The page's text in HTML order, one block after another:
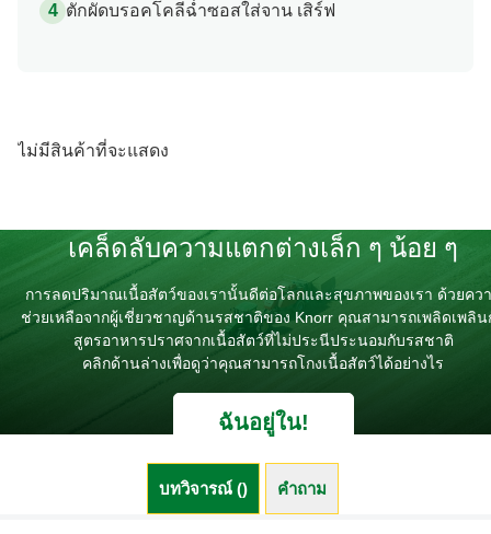
ตักผัดบรอคโคลีฉ่ำซอสใส่จาน เสิร์ฟ
ไม่มีสินค้าที่จะแสดง
เคล็ดลับความแตกต่างเล็ก ๆ น้อย ๆ
การลดปริมาณเนื้อสัตว์ของเรานั้นดีต่อโลกและสุขภาพของเรา ด้วยคว
ช่วยเหลือจากผู้เชี่ยวชาญด้านรสชาติของ Knorr คุณสามารถเพลิดเพลิน
สูตรอาหารปราศจากเนื้อสัตว์ที่ไม่ประนีประนอมกับรสชาติ
คลิกด้านล่างเพื่อดูว่าคุณสามารถโกงเนื้อสัตว์ได้อย่างไร
ฉันอยู่ใน!
บทวิจารณ์ () คำถาม (0)